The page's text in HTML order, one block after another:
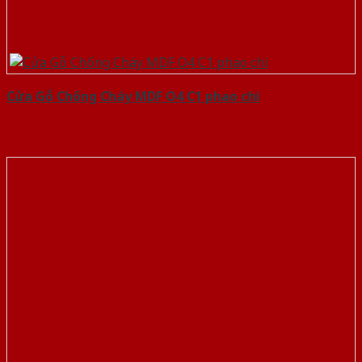
Cửa Gỗ Chống Cháy MDF O4 C1 phao chi